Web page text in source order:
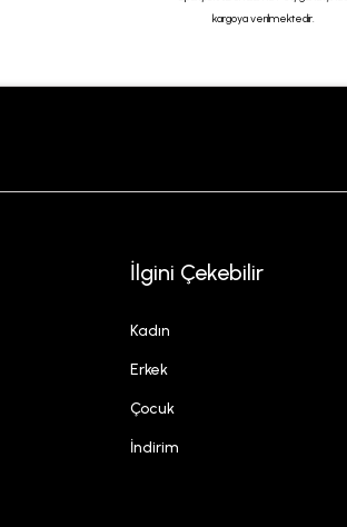
kargoya verilmektedir.
İlgini Çekebilir
Kadın
Erkek
Çocuk
İndirim